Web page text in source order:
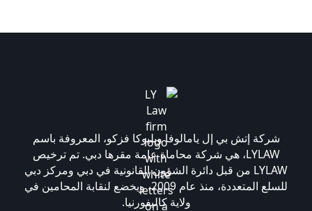
شركة إتش بي إل يامالوفا وبليوكا فزكو، المعروفة باسم
LYLAW، هي شركة محاماة عامة مقرها دبي. تم ترخيص
LYLAW من قبل دائرة الشؤون القانونية في دبي ومركز دبي
للسلع المتعددة، منذ عام 2009، ويخضع لنقابة المحامين في
ولاية كاليفورنيا.